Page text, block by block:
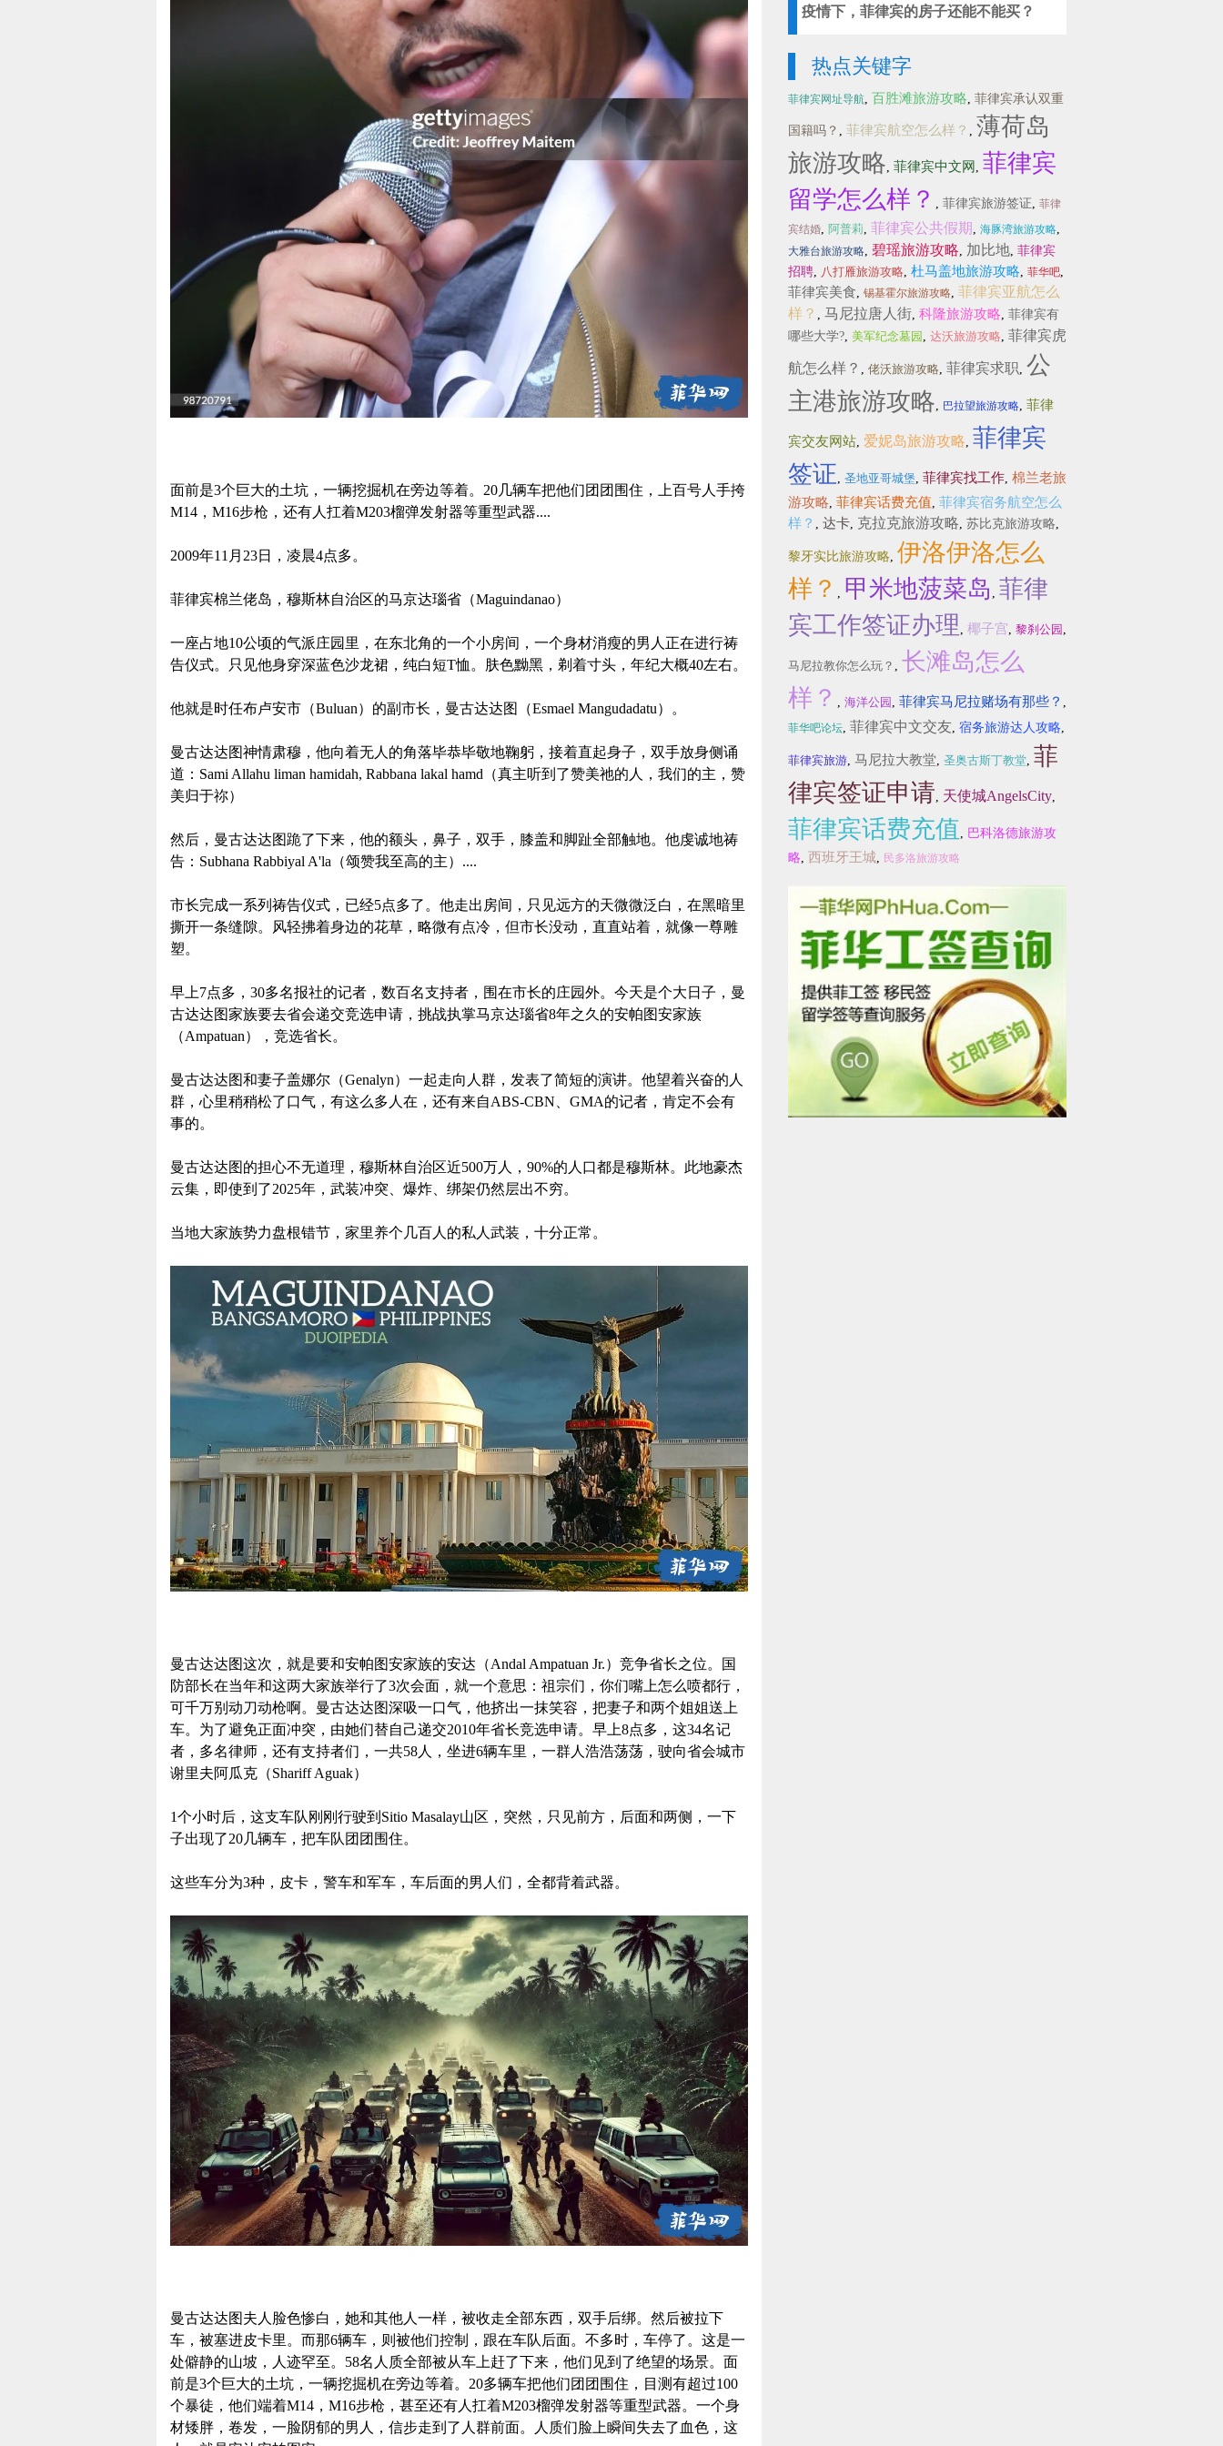
面前是3个巨大的土坑，一辆挖掘机在旁边等着。20几辆车把他们团团围住，上百号人手挎
M14，M16步枪，还有人扛着M203榴弹发射器等重型武器....
2009年11月23日，凌晨4点多。
菲律宾棉兰佬岛，穆斯林自治区的马京达瑙省（Maguindanao）
一座占地10公顷的气派庄园里，在东北角的一个小房间，一个身材消瘦的男人正在进行祷
告仪式。只见他身穿深蓝色沙龙裙，纯白短T恤。肤色黝黑，剃着寸头，年纪大概40左右。
他就是时任布卢安市（Buluan）的副市长，曼古达达图（Esmael Mangudadatu）。
曼古达达图神情肃穆，他向着无人的角落毕恭毕敬地鞠躬，接着直起身子，双手放身侧诵
道：Sami Allahu liman hamidah, Rabbana lakal hamd（真主听到了赞美祂的人，我们的主，赞
美归于祢）
然后，曼古达达图跪了下来，他的额头，鼻子，双手，膝盖和脚趾全部触地。他虔诚地祷
告：Subhana Rabbiyal A'la（颂赞我至高的主）....
市长完成一系列祷告仪式，已经5点多了。他走出房间，只见远方的天微微泛白，在黑暗里
撕开一条缝隙。风轻拂着身边的花草，略微有点冷，但市长没动，直直站着，就像一尊雕
塑。
早上7点多，30多名报社的记者，数百名支持者，围在市长的庄园外。今天是个大日子，曼
古达达图家族要去省会递交竞选申请，挑战执掌马京达瑙省8年之久的安帕图安家族
（Ampatuan），竞选省长。
曼古达达图和妻子盖娜尔（Genalyn）一起走向人群，发表了简短的演讲。他望着兴奋的人
群，心里稍稍松了口气，有这么多人在，还有来自ABS-CBN、GMA的记者，肯定不会有
事的。
曼古达达图的担心不无道理，穆斯林自治区近500万人，90%的人口都是穆斯林。此地豪杰
云集，即使到了2025年，武装冲突、爆炸、绑架仍然层出不穷。
当地大家族势力盘根错节，家里养个几百人的私人武装，十分正常。
曼古达达图这次，就是要和安帕图安家族的安达（Andal Ampatuan Jr.）竞争省长之位。国
防部长在当年和这两大家族举行了3次会面，就一个意思：祖宗们，你们嘴上怎么喷都行，
可千万别动刀动枪啊。曼古达达图深吸一口气，他挤出一抹笑容，把妻子和两个姐姐送上
车。为了避免正面冲突，由她们替自己递交2010年省长竞选申请。早上8点多，这34名记
者，多名律师，还有支持者们，一共58人，坐进6辆车里，一群人浩浩荡荡，驶向省会城市
谢里夫阿瓜克（Shariff Aguak）
1个小时后，这支车队刚刚行驶到Sitio Masalay山区，突然，只见前方，后面和两侧，一下
子出现了20几辆车，把车队团团围住。
这些车分为3种，皮卡，警车和军车，车后面的男人们，全都背着武器。
曼古达达图夫人脸色惨白，她和其他人一样，被收走全部东西，双手后绑。然后被拉下
车，被塞进皮卡里。而那6辆车，则被他们控制，跟在车队后面。不多时，车停了。这是一
处僻静的山坡，人迹罕至。58名人质全部被从车上赶了下来，他们见到了绝望的场景。面
前是3个巨大的土坑，一辆挖掘机在旁边等着。20多辆车把他们团团围住，目测有超过100
个暴徒，他们端着M14，M16步枪，甚至还有人扛着M203榴弹发射器等重型武器。一个身
材矮胖，卷发，一脸阴郁的男人，信步走到了人群前面。人质们脸上瞬间失去了血色，这
疫情下，菲律宾的房子还能不能买？
热点关键字
菲律宾网址导航, 百胜滩旅游攻略, 菲律宾承认双重
国籍吗？ , 菲律宾航空怎么样？ , 薄荷岛
旅游攻略, 菲律宾中文网 , 菲律宾
留学怎么样？ , 菲律宾旅游签证, 菲律
宾结婚, 阿普莉, 菲律宾公共假期 , 海豚湾旅游攻略,
大雅台旅游攻略, 碧瑶旅游攻略, 加比地, 菲律宾
招聘, 八打雁旅游攻略, 杜马盖地旅游攻略, 菲华吧,
菲律宾美食, 锡基霍尔旅游攻略, 菲律宾亚航怎么
样？ , 马尼拉唐人街, 科隆旅游攻略, 菲律宾有
哪些大学?, 美军纪念墓园 , 达沃旅游攻略, 菲律宾虎
航怎么样？ , 佬沃旅游攻略, 菲律宾求职, 公
主港旅游攻略, 巴拉望旅游攻略, 菲律
宾交友网站, 爱妮岛旅游攻略, 菲律宾
签证, 圣地亚哥城堡, 菲律宾找工作, 棉兰老旅
游攻略, 菲律宾话费充值, 菲律宾宿务航空怎么
样？ , 达卡, 克拉克旅游攻略, 苏比克旅游攻略,
黎牙实比旅游攻略, 伊洛伊洛怎么
样？ , 甲米地菠菜岛 , 菲律
宾工作签证办理 , 椰子宫, 黎刹公园 ,
马尼拉教你怎么玩？ , 长滩岛怎么
样？ , 海洋公园 , 菲律宾马尼拉赌场有那些？ ,
菲华吧论坛, 菲律宾中文交友, 宿务旅游达人攻略,
菲律宾旅游, 马尼拉大教堂, 圣奥古斯丁教堂, 菲
律宾签证申请, 天使城AngelsCity,
菲律宾话费充值 , 巴科洛德旅游攻
略, 西班牙王城, 民多洛旅游攻略